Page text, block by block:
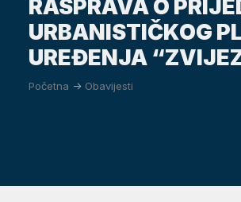
RASPRAVA O
URBANISTIČKOG
UREĐENJA
Početna -> Obavijesti